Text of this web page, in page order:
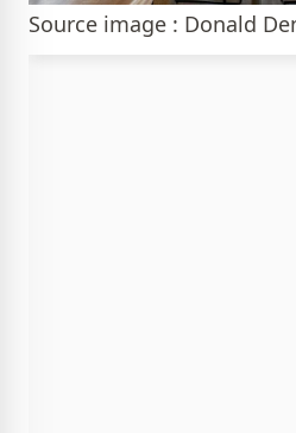
Source image : Donald